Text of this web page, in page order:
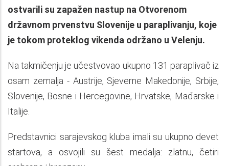
ostvarili su zapažen nastup na Otvorenom
državnom prvenstvu Slovenije u paraplivanju, koje
je tokom proteklog vikenda održano u Velenju.
Na takmičenju je učestvovao ukupno 131 paraplivač iz
osam zemalja - Austrije, Sjeverne Makedonije, Srbije,
Slovenije, Bosne i Hercegovine, Hrvatske, Mađarske i
Italije.
Predstavnici sarajevskog kluba imali su ukupno devet
startova, a osvojili su šest medalja: zlatnu, četiri